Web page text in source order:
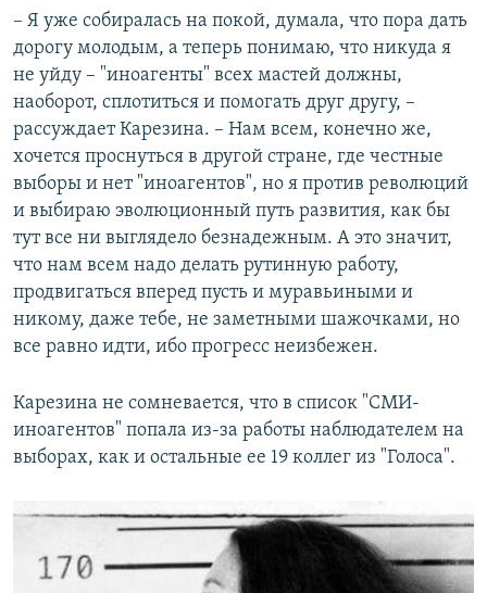
– Я уже собиралась на покой, думала, что пора дать
дорогу молодым, а теперь понимаю, что никуда я
не уйду – "иноагенты" всех мастей должны,
наоборот, сплотиться и помогать друг другу, –
рассуждает Карезина. – Нам всем, конечно же,
хочется проснуться в другой стране, где честные
выборы и нет "иноагентов", но я против революций
и выбираю эволюционный путь развития, как бы
тут все ни выглядело безнадежным. А это значит,
что нам всем надо делать рутинную работу,
продвигаться вперед пусть и муравьиными и
никому, даже тебе, не заметными шажочками, но
все равно идти, ибо прогресс неизбежен.
Карезина не сомневается, что в список "СМИ-
иноагентов" попала из-за работы наблюдателем на
выборах, как и остальные ее 19 коллег из "Голоса".